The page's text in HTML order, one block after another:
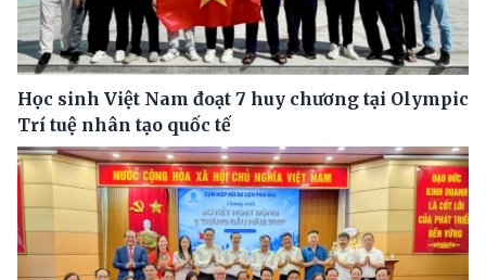
Học sinh Việt Nam đoạt 7 huy chương tại Olympic
Trí tuệ nhân tạo quốc tế